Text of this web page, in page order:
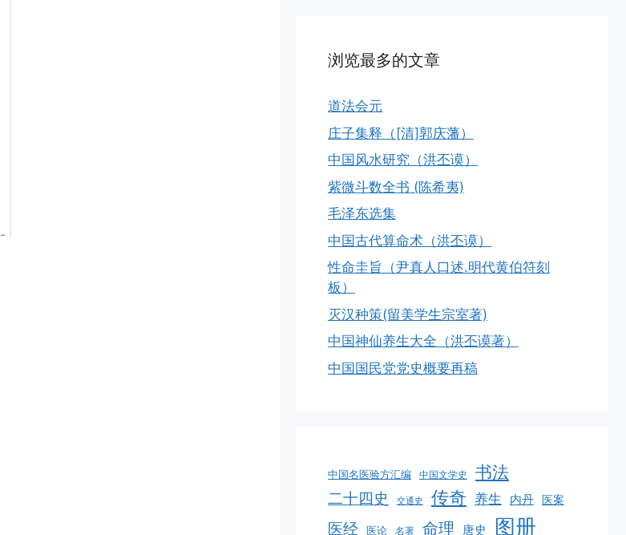
浏览最多的文章
道法会元
庄子集释（[清]郭庆藩）
中国风水研究（洪丕谟）
紫微斗数全书 (陈希夷)
毛泽东选集
中国古代算命术（洪丕谟）
性命圭旨（尹真人口述.明代黄伯符刻
板）
灭汉种策(留美学生宗室著)
中国神仙养生大全（洪丕谟著）
中国国民党党史概要再稿
中国名医验方汇编 中国文学史 书法
二十四史 交通史 传奇 养生 内丹 医案
医经 医论 名著 命理 唐史 图册